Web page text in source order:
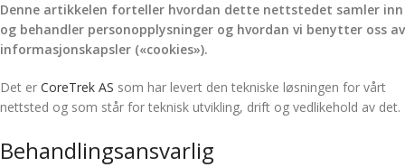
Denne artikkelen forteller hvordan dette nettstedet samler inn
og behandler personopplysninger og hvordan vi benytter oss av
informasjonskapsler («cookies»).
Det er CoreTrek AS som har levert den tekniske løsningen for vårt
nettsted og som står for teknisk utvikling, drift og vedlikehold av det.
Behandlingsansvarlig